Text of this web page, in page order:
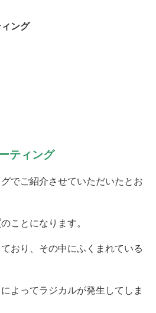
ング
ティング
でご紹介させていただいたとお
のことになります。
おり、その中にふくまれている
よってラジカルが発生してしま